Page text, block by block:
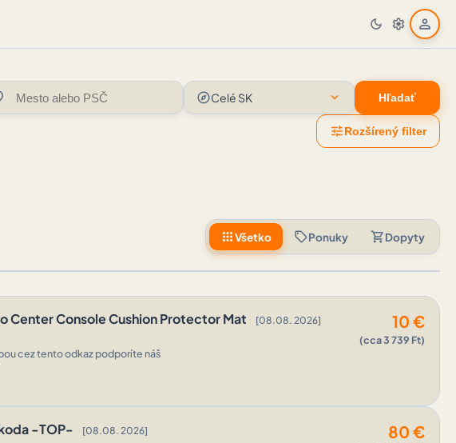
dark_mode settings person
exploreCelé SK expand_more Hľadať
tuneRozšírený filter
appsVšetko sellPonuky shopping_cartDopyty
Center Console Cushion Protector Mat [08.08. 2026] 10 €
(cca 3 739 Ft)
cez tento odkaz podporíte náš
-TOP- [08.08. 2026] 80 €